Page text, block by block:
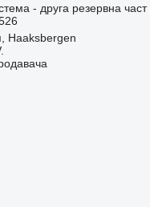
- друга резервна
Haaksbergen